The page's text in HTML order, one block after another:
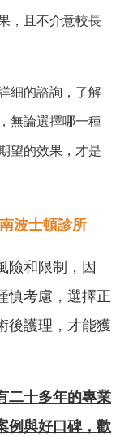
，且不介意較長
細的諮詢，了解
無論選擇哪一種
望的效果，才是
波士頓診所
險和限制，因
慎考慮，選擇正
後護理，才能獲
二十多年的專業
例與好口碑，歡